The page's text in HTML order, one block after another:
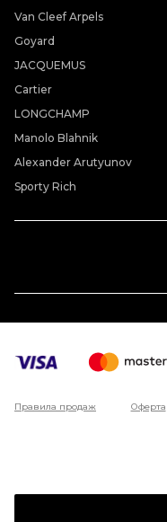
Van Cleef Arpels
Goyard
JACQUEMUS
Cartier
LONGCHAMP
Manolo Blahnik
Alexander Arutyunov
Sporty Rich
Правила продаж Оферта